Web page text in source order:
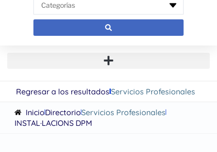
Regresar a los resultadosServicios Profesionales
InicioDirectorioServicios Profesionales
INSTAL·LACIONS DPM